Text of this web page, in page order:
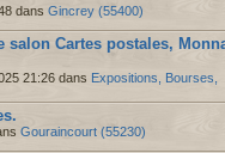
dans Gincrey (55400)
salon Cartes postales,
21:26 dans Expositions, Bourses,
Gouraincourt (55230)